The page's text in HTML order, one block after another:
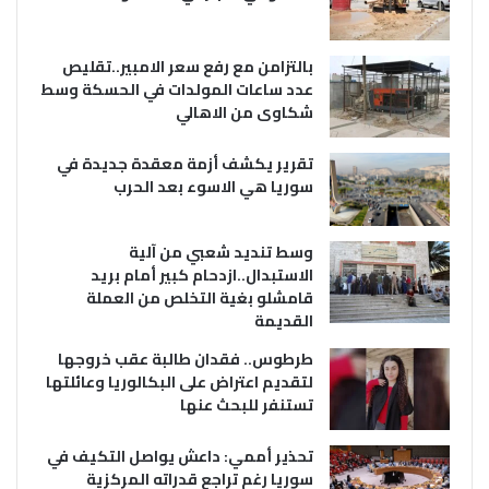
بالتزامن مع رفع سعر الامبير..تقليص
عدد ساعات المولدات في الحسكة وسط
شكاوى من الاهالي
تقرير يكشف أزمة معقدة جديدة في
سوريا هي الاسوء بعد الحرب
وسط تنديد شعبي من آلية
الاستبدال..ازدحام كبير أمام بريد
قامشلو بغية التخلص من العملة
القديمة
طرطوس.. فقدان طالبة عقب خروجها
لتقديم اعتراض على البكالوريا وعائلتها
تستنفر للبحث عنها
تحذير أممي: داعش يواصل التكيف في
سوريا رغم تراجع قدراته المركزية